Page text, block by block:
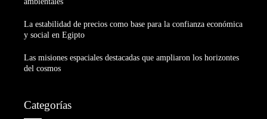
La estabilidad de precios como base para la confianza económica
y social en Egipto
Las misiones espaciales destacadas que ampliaron los horizontes
del cosmos
Categorías